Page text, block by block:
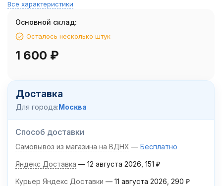
Все характеристики
Основной склад:
Осталось несколько штук
1 600 ₽
Доставка
Для города:Москва
Способ доставки
Самовывоз из магазина на ВДНХ Бесплатно
Яндекс Доставка 12 августа 2026 151 ₽
Курьер Яндекс Доставки 11 августа 2026 290 ₽